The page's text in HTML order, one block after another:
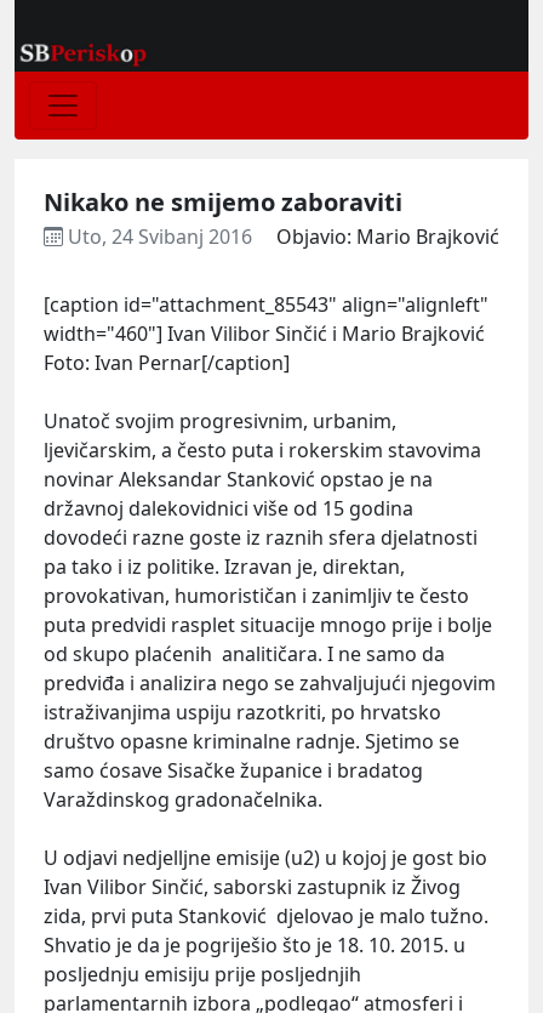
Nikako ne smijemo zaboraviti
Uto, 24 Svibanj 2016 Objavio: Mario Brajković
[caption id="attachment_85543" align="alignleft"
width="460"] Ivan Vilibor Sinčić i Mario Brajković
Foto: Ivan Pernar[/caption]
Unatoč svojim progresivnim, urbanim,
ljevičarskim, a često puta i rokerskim stavovima
novinar Aleksandar Stanković opstao je na
državnoj dalekovidnici više od 15 godina
dovodeći razne goste iz raznih sfera djelatnosti
pa tako i iz politike. Izravan je, direktan,
provokativan, humorističan i zanimljiv te često
puta predvidi rasplet situacije mnogo prije i bolje
od skupo plaćenih analitičara. I ne samo da
predviđa i analizira nego se zahvaljujući njegovim
istraživanjima uspiju razotkriti, po hrvatsko
društvo opasne kriminalne radnje. Sjetimo se
samo ćosave Sisačke županice i bradatog
Varaždinskog gradonačelnika.
U odjavi nedjelljne emisije (u2) u kojoj je gost bio
Ivan Vilibor Sinčić, saborski zastupnik iz Živog
zida, prvi puta Stanković djelovao je malo tužno.
Shvatio je da je pogriješio što je 18. 10. 2015. u
posljednju emisiju prije posljednjih
parlamentarnih izbora „podlegao“ atmosferi i